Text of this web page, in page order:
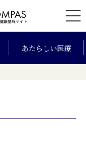
あたらしい医療